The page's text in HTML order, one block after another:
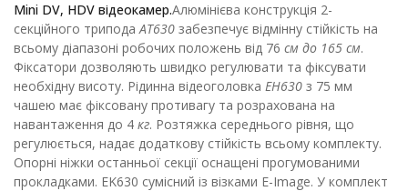
Mini DV, HDV відеокамер.Алюмінієва конструкція 2-
секційного триподаAT630 забезпечує відмінну стійкість на
всьому діапазоні робочих положень від 76 см до 165 см.
Фіксатори дозволяють швидко регулювати та фіксувати
необхідну висоту. Рідинна відеоголовка EH630 з 75 мм
чашею має фіксовану противагу та розрахована на
навантаження до 4 кг. Розтяжка середнього рівня, що
регулюється, надає додаткову стійкість всьому комплекту.
Опорні ніжки останньої секції оснащені прогумованими
прокладками. EK630 сумісний із візками E-Image. У комплект